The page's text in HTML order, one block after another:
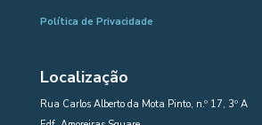
Política de Privacidade
Localização
Rua Carlos Alberto da Mota Pinto, n.º 17, 3º A